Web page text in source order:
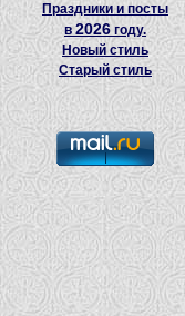
Праздники и посты
в2026 году.
Новый стиль
Старый стиль